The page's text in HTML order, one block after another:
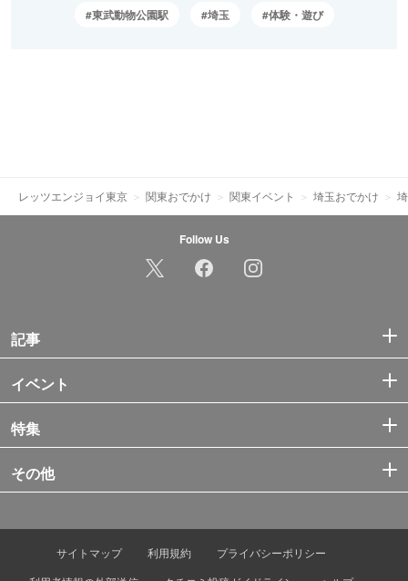
東武動物公園駅 埼玉 体験・遊び
レッツエンジョイ東京 関東おでかけ 関東イベント 埼玉おでかけ
Follow Us
記事
イベント
特集
その他
サイトマップ 利用規約
プライバシーポリシー